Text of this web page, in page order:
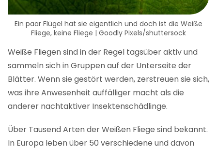
Ein paar Flügel hat sie eigentlich und doch ist die Weiße
Fliege, keine Fliege | Goodly Pixels/shuttersock
Weiße Fliegen sind in der Regel tagsüber aktiv und
sammeln sich in Gruppen auf der Unterseite der
Blätter. Wenn sie gestört werden, zerstreuen sie sich,
was ihre Anwesenheit auffälliger macht als die
anderer nachtaktiver Insektenschädlinge.
Über Tausend Arten der Weißen Fliege sind bekannt.
In Europa leben über 50 verschiedene und davon